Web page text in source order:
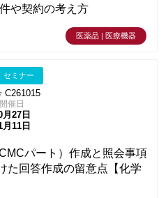
や契約の考え方
医薬品 | 医療機器
セミナー
C261015
開催日
月27日
月11日
パート）作成と照会事項
た回答作成の留意点【化学